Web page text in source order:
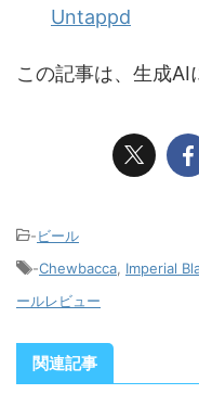
Untappd
この記事は、生成AI
-ビール
-Chewbacca Imperial
ールレビュー
関連記事